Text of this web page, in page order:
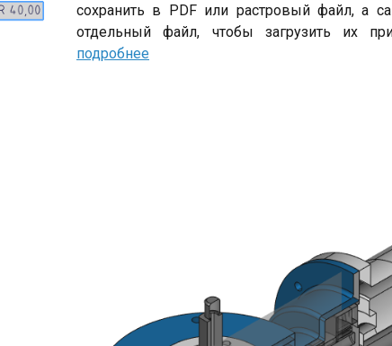
сохранить в PDF или растровый файл, а
отдельный файл, чтобы загрузить их
подробнее